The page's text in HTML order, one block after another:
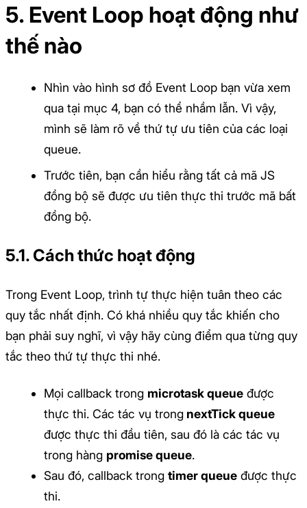
5. Event Loop hoạt động như
thế nào
Nhìn vào hình sơ đồ Event Loop bạn vừa xem
qua tại mục 4, bạn có thể nhầm lẫn. Vì vậy,
mình sẽ làm rõ về thứ tự ưu tiên của các loại
queue.
Trước tiên, bạn cần hiểu rằng tất cả mã JS
đồng bộ sẽ được ưu tiên thực thi trước mã bất
đồng bộ.
5.1. Cách thức hoạt động
Trong Event Loop, trình tự thực hiện tuân theo các
quy tắc nhất định. Có khá nhiều quy tắc khiến cho
bạn phải suy nghĩ, vì vậy hãy cùng điểm qua từng quy
tắc theo thứ tự thực thi nhé.
Mọi callback trong microtask queue được
thực thi. Các tác vụ trong nextTick queue
được thực thi đầu tiên, sau đó là các tác vụ
trong hàng promise queue.
Sau đó, callback trong timer queue được thực
thi.